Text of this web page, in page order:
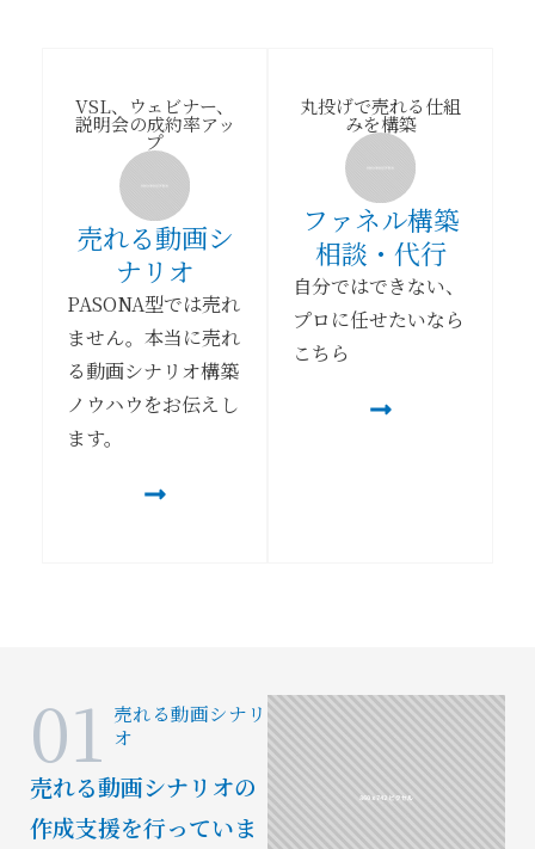
VSL、ウェビナー、
説明会の成約率アッ
プ
売れる動画シ
ナリオ
PASONA型では売れ
ません。本当に売れ
る動画シナリオ構築
ノウハウをお伝えし
ます。
丸投げで売れる仕組
みを構築
ファネル構築
相談・代行
自分ではできない、
プロに任せたいなら
こちら
01 売れる動画シナリ
オ
売れる動画シナリオの
作成支援を行っていま